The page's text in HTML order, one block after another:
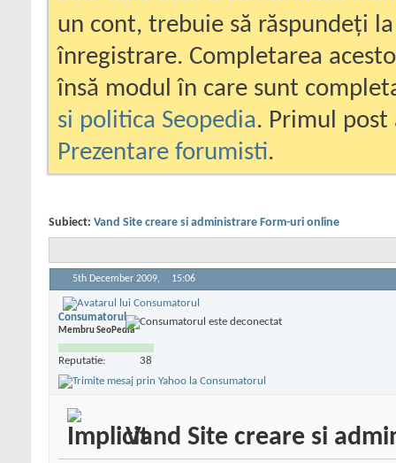
un cont, trebuie să răspundeți
înregistrare. Completarea
însă modul în care sunt
si politica Seopedia. Primul
Prezentare forumisti.
Subiect: Vand Site creare si administrare Form-uri online
5th December 2009, 15:06
Consumatorul
Membru SeoPedia
Reputatie: 38
Vand Site creare si